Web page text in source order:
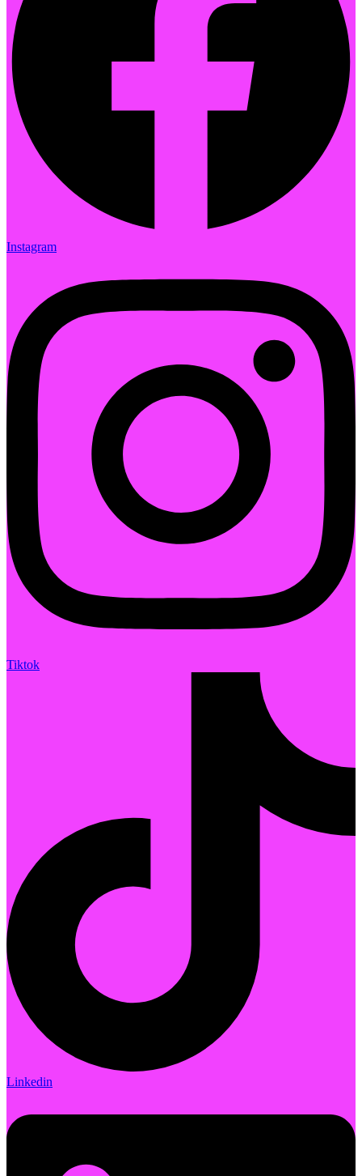
Instagram
Tiktok
Linkedin